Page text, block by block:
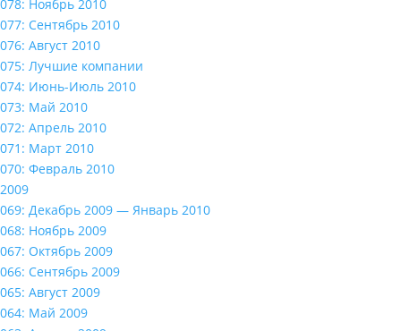
078: Ноябрь 2010
077: Сентябрь 2010
076: Август 2010
075: Лучшие компании
074: Июнь-Июль 2010
073: Май 2010
072: Апрель 2010
071: Март 2010
070: Февраль 2010
2009
069: Декабрь 2009 — Январь 2010
068: Ноябрь 2009
067: Октябрь 2009
066: Сентябрь 2009
065: Август 2009
064: Май 2009